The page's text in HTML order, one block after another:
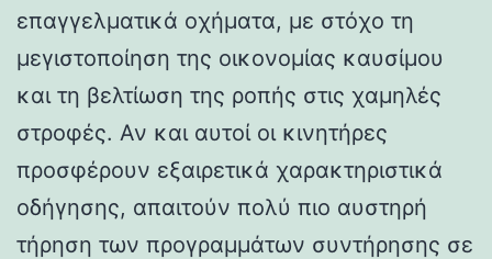
επαγγελματικά οχήματα, με στόχο τη
μεγιστοποίηση της οικονομίας καυσίμου
και τη βελτίωση της ροπής στις χαμηλές
στροφές. Αν και αυτοί οι κινητήρες
προσφέρουν εξαιρετικά χαρακτηριστικά
οδήγησης, απαιτούν πολύ πιο αυστηρή
τήρηση των προγραμμάτων συντήρησης σε